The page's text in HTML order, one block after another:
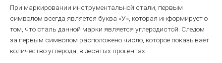
При маркировании инструментальной стали, первым
символом всегда является буква «У», которая информирует о
том, что сталь данной марки является углеродистой. Следом
за первым символом расположено число, которое показывает
количество углерода, в десятых процентах.